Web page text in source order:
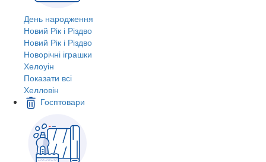
День народження
Новий Рік і Різдво
Новий Рік і Різдво
Новорічні іграшки
Хелоуін
Показати всі
Хелловін
Госптовари